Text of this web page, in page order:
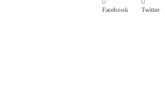
Facebook Twitter